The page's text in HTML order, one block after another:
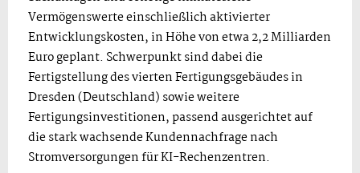
Vermögenswerte einschließlich aktivierter
Entwicklungskosten, in Höhe von etwa 2,2 Milliarden
Euro geplant. Schwerpunkt sind dabei die
Fertigstellung des vierten Fertigungsgebäudes in
Dresden (Deutschland) sowie weitere
Fertigungsinvestitionen, passend ausgerichtet auf
die stark wachsende Kundennachfrage nach
Stromversorgungen für KI-Rechenzentren.